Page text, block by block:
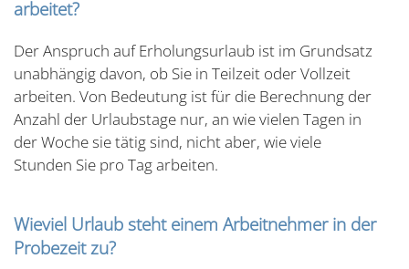
arbeitet?
Der Anspruch auf Erholungsurlaub ist im Grundsatz
unabhängig davon, ob Sie in Teilzeit oder Vollzeit
arbeiten. Von Bedeutung ist für die Berechnung der
Anzahl der Urlaubstage nur, an wie vielen Tagen in
der Woche sie tätig sind, nicht aber, wie viele
Stunden Sie pro Tag arbeiten.
Wieviel Urlaub steht einem Arbeitnehmer in der
Probezeit zu?